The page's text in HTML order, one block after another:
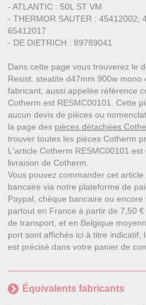
- ATLANTIC : 50L ST VM
- THERMOR SAUTER : 45412002,
65412017
- DE DIETRICH : 89789041
Dans cette page vous trouverez le
Resist. steatite d47mm 900w mono
fabricant, aussi appelée référence
Cotherm est RESMC00101. Cette
aucun devis de pièces ou
la page des pièces détachées
trouver toutes les pièces Cotherm
L'article Cotherm RESMC00101
livraison de Cotherm.
Vous pouvez commander cet
bancaire via notre plateforme de
Paypal, chèque bancaire ou
partout en France à partir de 7,50
de transport, et en Belgique
port sont affichés ici à titre indicatif,
est précisé dans votre panier de
Équivalents fabricants